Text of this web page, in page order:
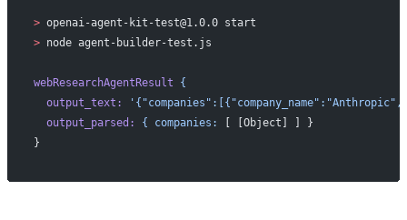
> openai-agent-kit-test@1.0.0 start
> node agent-builder-test.js
webResearchAgentResult {
  output_text:
  output_parsed:
{ companies:
[ [Object] ] }
}